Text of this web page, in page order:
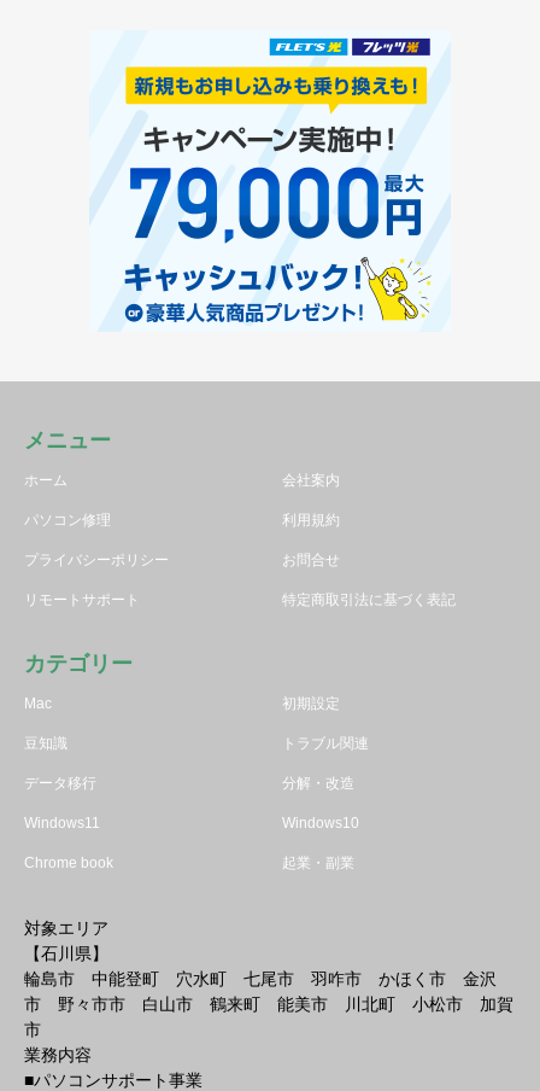
メニュー
ホーム 会社案内
パソコン修理 利用規約
プライバシーポリシー お問合せ
リモートサポート 特定商取引法に基づく表記
カテゴリー
Mac 初期設定
豆知識 トラブル関連
データ移行 分解・改造
Windows11 Windows10
Chrome book 起業・副業
対象エリア
【石川県】
輪島市 中能登町 穴水町 七尾市 羽咋市 かほく市 金沢
市 野々市市 白山市 鶴来町 能美市 川北町 小松市 加賀
市
業務内容
■パソコンサポート事業